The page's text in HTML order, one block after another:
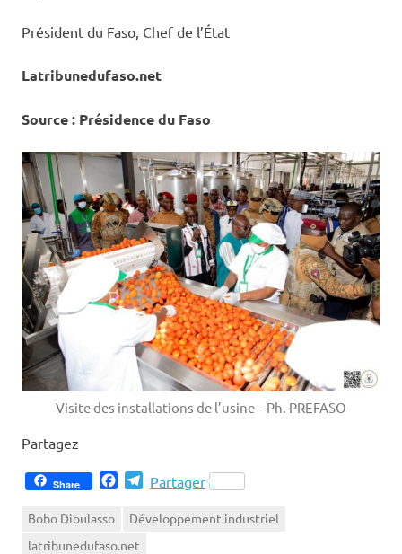
Président du Faso, Chef de l’État
Latribunedufaso.net
Source : Présidence du Faso
Visite des installations de l’usine – Ph. PREFASO
Partagez
Share FacebookTelegram
Partager
Bobo Dioulasso
Développement industriel
latribunedufaso.net